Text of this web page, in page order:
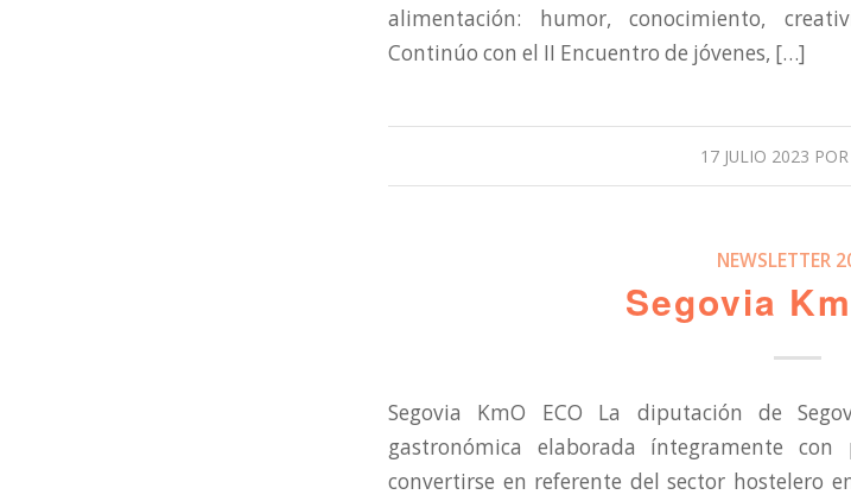
alimentación: humor, conocimiento,
Continúo con el II Encuentro de jóvenes, […]
17 JULIO 2023 POR
NEWSLETTER
Segovia
Segovia KmO ECO La diputación de
gastronómica elaborada íntegramente
convertirse en referente del sector hostelero